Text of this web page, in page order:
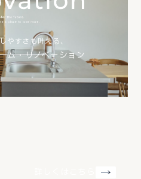
やすさも叶える、
ム・リノベーション